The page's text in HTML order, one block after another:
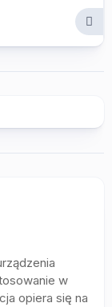
w
opiera się na